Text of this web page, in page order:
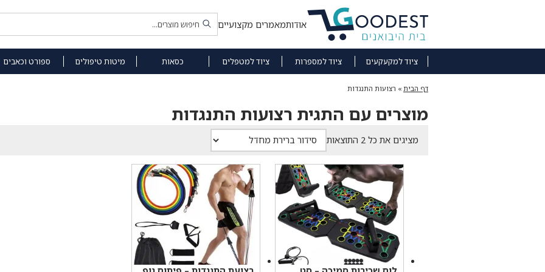
אודותמאמרים מקצועיים
ציוד למקעקעים ציוד למספרות ציוד למטפלים כסאות מיטות טיפולים ספורט וכאבים
דף הבית » רצועות התנגדות
מוצרים עם התגית רצועות התנגדות
מציגים את כל ⁦2⁩ התוצאות